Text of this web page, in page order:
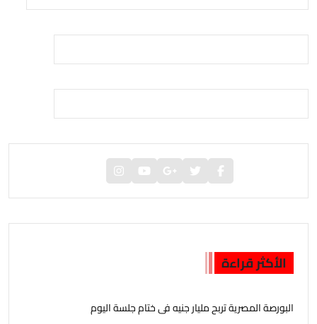
الأكثر قراءة
البورصة المصرية تربح مليار جنيه فى ختام جلسة اليوم